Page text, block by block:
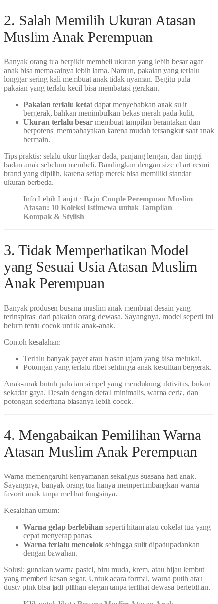
2. Salah Memilih Ukuran Atasan
Muslim Anak Perempuan
Banyak orang tua berpikir membeli ukuran yang lebih besar agar
anak bisa memakainya lebih lama. Namun, pakaian yang terlalu
longgar sering kali membuat anak tidak nyaman. Begitu pula
pakaian yang terlalu kecil bisa membatasi gerakan.
Pakaian terlalu ketat dapat menyebabkan anak sulit
bergerak, bahkan menimbulkan bekas merah pada kulit.
Ukuran terlalu besar membuat tampilan berantakan dan
berpotensi membahayakan karena mudah tersangkut saat anak
bermain.
Tips praktis: selalu ukur lingkar dada, panjang lengan, dan tinggi
badan anak sebelum membeli. Bandingkan dengan size chart resmi
brand yang dipilih, karena setiap merek bisa memiliki standar
ukuran berbeda.
Info Lebih Lanjut : Baju Couple Perempuan Muslim
Atasan: 10 Koleksi Istimewa untuk Tampilan
Kompak & Stylish
3. Tidak Memperhatikan Model
yang Sesuai Usia Atasan Muslim
Anak Perempuan
Banyak produsen busana muslim anak membuat desain yang
terinspirasi dari pakaian orang dewasa. Sayangnya, model seperti ini
belum tentu cocok untuk anak-anak.
Contoh kesalahan:
Terlalu banyak payet atau hiasan tajam yang bisa melukai.
Potongan yang terlalu ribet sehingga anak kesulitan bergerak.
Anak-anak butuh pakaian simpel yang mendukung aktivitas, bukan
sekadar gaya. Desain dengan detail minimalis, warna ceria, dan
potongan sederhana biasanya lebih cocok.
4. Mengabaikan Pemilihan Warna
Atasan Muslim Anak Perempuan
Warna memengaruhi kenyamanan sekaligus suasana hati anak.
Sayangnya, banyak orang tua hanya mempertimbangkan warna
favorit anak tanpa melihat fungsinya.
Kesalahan umum:
Warna gelap berlebihan seperti hitam atau cokelat tua yang
cepat menyerap panas.
Warna terlalu mencolok sehingga sulit dipadupadankan
dengan bawahan.
Solusi: gunakan warna pastel, biru muda, krem, atau hijau lembut
yang memberi kesan segar. Untuk acara formal, warna putih atau
dusty pink bisa jadi pilihan elegan tanpa terlihat dewasa berlebihan.